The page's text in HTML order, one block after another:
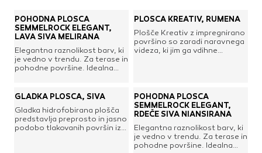
POHODNA PLOŠČA
SEMMELROCK ELEGANT,
LAVA SIVA MELIRANA
Elegantna raznolikost barv, ki
je vedno v trendu. Za terase in
pohodne površine. Idealna
zmrzali in soli za posipanje
ledenih površinnaravna
niansiranost dveh ali več
barvvsaka plošča je
unikatpovečana obstojnost in
PLOŠČA KREATIV, RUMENA
Plošče Kreativ z impregnirano
površino so zaradi naravnega
videza, ki jim ga vdihne
se zmanjša občutljivost na
umazanijo in ki omogoča
enostavno čiščenje. Odlikuje
mraz in sol in so odlične za
popestritev teras, dvorišč ali
vrtnih poti. Dimenzija: 40 x 40
GLADKA PLOŠČA, SIVA
Gladka hidrofobirana plošča
predstavlja preprosto in jasno
podobo tlakovanih površin iz
POHODNA PLOŠČA
SEMMELROCK ELEGANT,
RDEČE SIVA NIANSIRANA
Elegantna raznolikost barv, ki
je vedno v trendu. Za terase in
pohodne površine. Idealna